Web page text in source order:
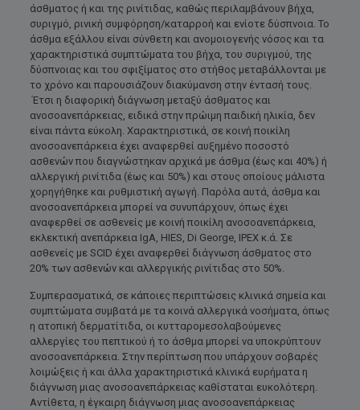
άσθματος ή και της ρινίτιδας, καθώς περιλαμβάνουν βήχα,
συριγμό, ρινική συμφόρηση/καταρροή και ενίοτε δύσπνοια. Το
άσθμα εξάλλου είναι σύνθετη και ανομοιογενής νόσος και τα
χαρακτηριστικά συμπτώματα του βήχα, του συριγμού, της
δύσπνοιας και του σφιξίματος στο στήθος μεταβάλλονται με
το χρόνο και παρουσιάζουν διακύμανση στην έντασή τους.
Έτσι η διαφορική διάγνωση μεταξύ άσθματος και
ανοσοανεπάρκειας, ειδικά στην πρώιμη παιδική ηλικία, δεν
είναι πάντα εύκολη. Χαρακτηριστικά, σε κοινή ποικίλη
ανοσοανεπάρκεια έχει αναφερθεί αυξημένο ποσοστό
ασθενών που διαγνώστηκαν αρχικά με άσθμα (έως και 40%) ή
αλλεργική ρινίτιδα (έως και 50%) και στους οποίους μάλιστα
χορηγήθηκε και ρυθμιστική αγωγή. Παρόλα αυτά, άσθμα και
ανοσοανεπάρκεια μπορεί να συνυπάρχουν, όπως έχει
αναφερθεί σε ασθενείς με κοινή ποικίλη ανοσοανεπάρκεια,
εκλεκτική ανεπάρκεια IgA, HIES, Di George, IPEX κ.ά. Σε
ασθενείς με SCID έχει αναφερθεί διάγνωση άσθματος στο
20% των ασθενών και αλλεργικής ρινίτιδας στο 50%.
Συμπερασματικά, σε κάποιες περιπτώσεις κλινικά σημεία και
συμπτώματα συμβατά με τα κοινά αλλεργικά νοσήματα, όπως
η ατοπική δερματίτιδα, οι κυτταρομεσολαβούμενες
αλλεργίες του πεπτικού ή το άσθμα μπορεί να υποκρύπτουν
ανοσοανεπάρκεια. Στην περίπτωση που υπάρχουν σοβαρές
λοιμώξεις ή και άλλα χαρακτηριστικά κλινικά ευρήματα η
διάγνωση μιας ανοσοανεπάρκειας καθίσταται ευκολότερη.
Αντίθετα, η έγκαιρη διάγνωση μιας ανοσοανεπάρκειας